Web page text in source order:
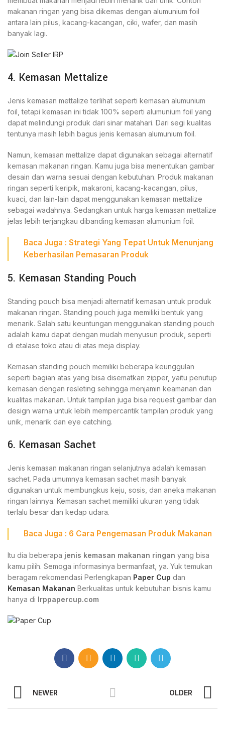
makanan ringan yang bisa dikemas dengan alumunium foil
antara lain pilus, kacang-kacangan, ciki, wafer, dan masih
banyak lagi.
4. Kemasan Mettalize
Jenis kemasan mettalize terlihat seperti kemasan alumunium
foil, tetapi kemasan ini tidak 100% seperti alumunium foil yang
dapat melindungi produk dari sinar matahari. Dari segi kualitas
tentunya masih lebih bagus jenis kemasan alumunium foil.
Namun, kemasan mettalize dapat digunakan sebagai alternatif
kemasan makanan ringan. Kamu juga bisa menentukan gambar
desain dan warna sesuai dengan kebutuhan. Produk makanan
ringan seperti keripik, makaroni, kacang-kacangan, pilus,
kuaci, dan lain-lain dapat menggunakan kemasan mettalize
sebagai wadahnya. Sedangkan untuk harga kemasan mettalize
jelas lebih terjangkau dibanding kemasan alumunium foil.
Baca Juga : Strategi Yang Tepat Untuk Menunjang
Keberhasilan Pemasaran Produk
5. Kemasan Standing Pouch
Standing pouch bisa menjadi alternatif kemasan untuk produk
makanan ringan. Standing pouch juga memiliki bentuk yang
menarik. Salah satu keuntungan menggunakan standing pouch
adalah kamu dapat dengan mudah menyusun produk, seperti
di etalase toko atau di atas meja display.
Kemasan standing pouch memiliki beberapa keunggulan
seperti bagian atas yang bisa disematkan zipper, yaitu penutup
kemasan dengan resleting sehingga menjamin keamanan dan
kualitas makanan. Untuk tampilan juga bisa request gambar dan
design warna untuk lebih mempercantik tampilan produk yang
unik, menarik dan eye catching.
6. Kemasan Sachet
Jenis kemasan makanan ringan selanjutnya adalah kemasan
sachet. Pada umumnya kemasan sachet masih banyak
digunakan untuk membungkus keju, sosis, dan aneka makanan
ringan lainnya. Kemasan sachet memiliki ukuran yang tidak
terlalu besar dan kedap udara.
Baca Juga : 6 Cara Pengemasan Produk Makanan
Itu dia beberapa jenis kemasan makanan ringan yang bisa
kamu pilih. Semoga informasinya bermanfaat, ya. Yuk temukan
beragam rekomendasi Perlengkapan Paper Cup dan
Kemasan Makanan Berkualitas untuk kebutuhan bisnis kamu
hanya di Irppapercup.com
NEWER OLDER